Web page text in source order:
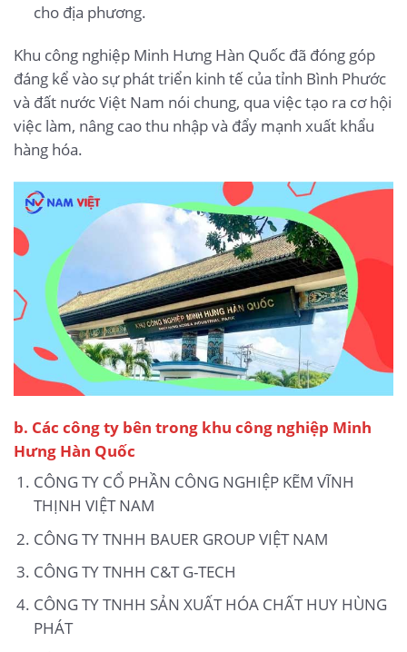
cho địa phương.
Khu công nghiệp Minh Hưng Hàn Quốc đã đóng góp
đáng kể vào sự phát triển kinh tế của tỉnh Bình Phước
và đất nước Việt Nam nói chung, qua việc tạo ra cơ hội
việc làm, nâng cao thu nhập và đẩy mạnh xuất khẩu
hàng hóa.
b. Các công ty bên trong khu công nghiệp Minh
Hưng Hàn Quốc
CÔNG TY CỔ PHẦN CÔNG NGHIỆP KẼM VĨNH
THỊNH VIỆT NAM
CÔNG TY TNHH BAUER GROUP VIỆT NAM
CÔNG TY TNHH C&T G-TECH
CÔNG TY TNHH SẢN XUẤT HÓA CHẤT HUY HÙNG
PHÁT